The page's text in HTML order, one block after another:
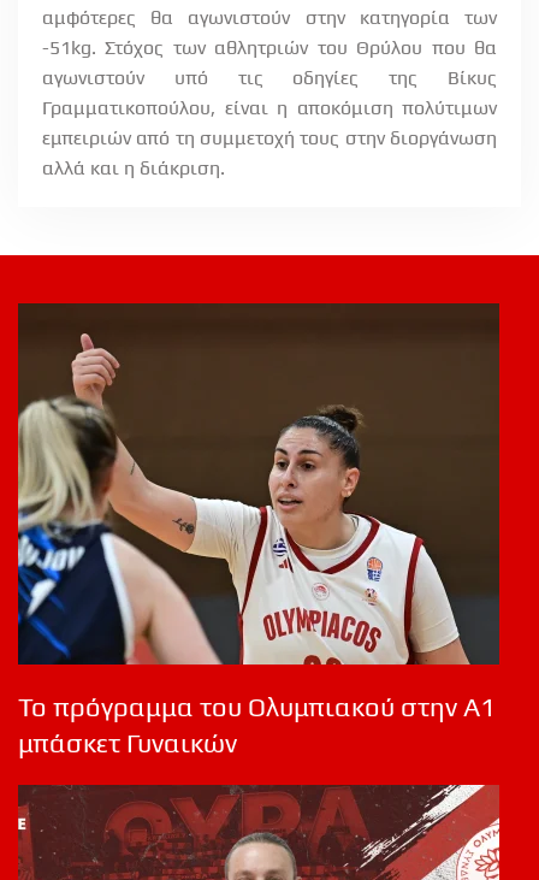
αμφότερες θα αγωνιστούν στην κατηγορία των
-51kg. Στόχος των αθλητριών του Θρύλου που θα
αγωνιστούν υπό τις οδηγίες της Βίκυς
Γραμματικοπούλου, είναι η αποκόμιση πολύτιμων
εμπειριών από τη συμμετοχή τους στην διοργάνωση
αλλά και η διάκριση.
Το πρόγραμμα του Ολυμπιακού στην Α1
μπάσκετ Γυναικών